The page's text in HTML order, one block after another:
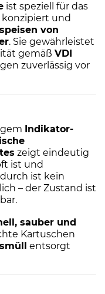
ist speziell für das
konzipiert und
von
. Sie gewährleistet
gemäß VDI
zuverlässig vor
Indikator-
zeigt eindeutig
ist und
ist kein
– der Zustand ist
sauber und
Kartuschen
entsorgt